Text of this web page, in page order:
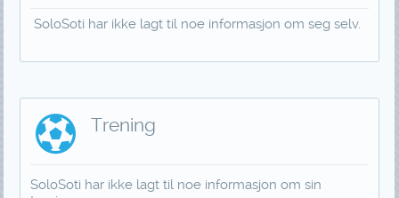
SoloSoti har ikke lagt til noe informasjon om seg selv.
Trening
SoloSoti har ikke lagt til noe informasjon om sin